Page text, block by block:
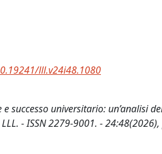
lll.v24i48.1080
e successo universitario: un’analisi
- ISSN 2279-9001. -